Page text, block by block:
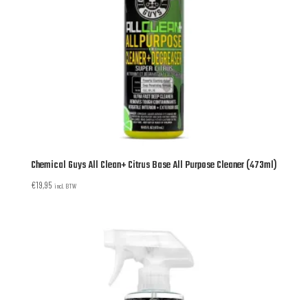
Chemical Guys All Clean+ Citrus Base All Purpose Cleaner (473ml)
€19,95 incl. BTW